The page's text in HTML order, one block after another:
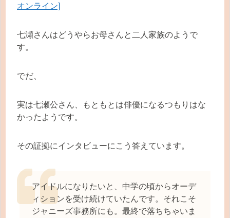
オンライン]
七瀬さんはどうやらお母さんと二人家族のようで
す。
でだ、
実は七瀬公さん、もともとは俳優になるつもりはな
かったようです。
その証拠にインタビューにこう答えています。
アイドルになりたいと、中学の頃からオーデ
ィションを受け続けていたんです。それこそ
ジャニーズ事務所にも。最終で落ちちゃいま